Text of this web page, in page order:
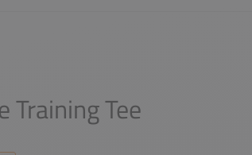
Training Tee